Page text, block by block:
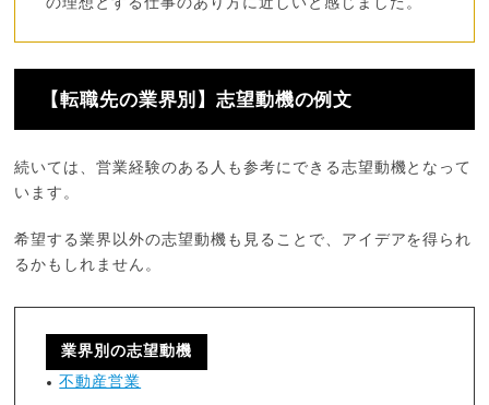
の理想とする仕事のあり方に近しいと感じました。
【転職先の業界別】志望動機の例文
続いては、営業経験のある人も参考にできる志望動機となって
います。
希望する業界以外の志望動機も見ることで、アイデアを得られ
るかもしれません。
業界別の志望動機
不動産営業